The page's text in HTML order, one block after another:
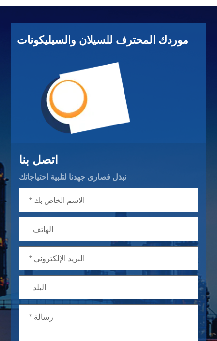
موردك المحترف للسيلان والسيليكونات
اتصل بنا
نبذل قصارى جهدنا لتلبية احتياجاتك